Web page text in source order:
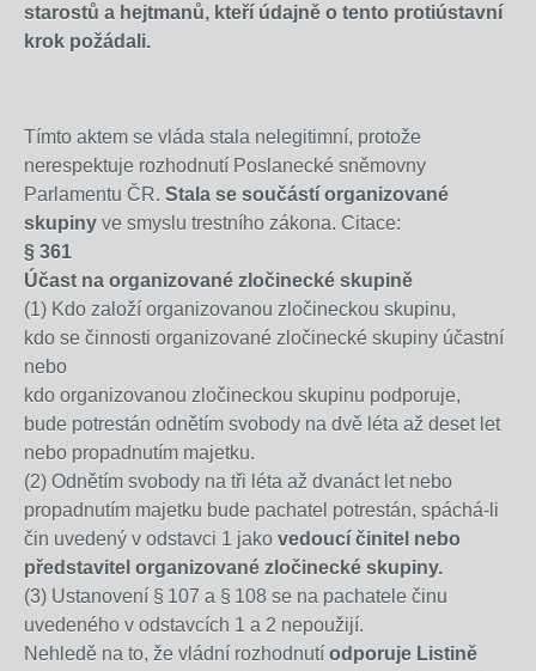
starostů a hejtmanů, kteří údajně o tento protiústavní
krok požádali.
Tímto aktem se vláda stala nelegitimní, protože
nerespektuje rozhodnutí Poslanecké sněmovny
Parlamentu ČR. Stala se součástí organizované
skupiny ve smyslu trestního zákona. Citace:
§ 361
Účast na organizované zločinecké skupině
(1) Kdo založí organizovanou zločineckou skupinu,
kdo se činnosti organizované zločinecké skupiny účastní
nebo
kdo organizovanou zločineckou skupinu podporuje,
bude potrestán odnětím svobody na dvě léta až deset let
nebo propadnutím majetku.
(2) Odnětím svobody na tři léta až dvanáct let nebo
propadnutím majetku bude pachatel potrestán, spáchá-li
čin uvedený v odstavci 1 jako vedoucí činitel nebo
představitel organizované zločinecké skupiny.
(3) Ustanovení § 107 a § 108 se na pachatele činu
uvedeného v odstavcích 1 a 2 nepoužijí.
Nehledě na to, že vládní rozhodnutí odporuje Listině